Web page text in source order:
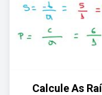
Calcule As